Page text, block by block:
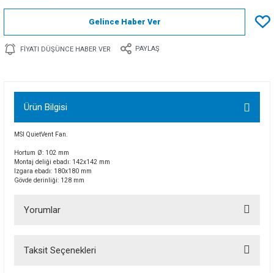
Gelince Haber Ver
FIYATI DÜŞÜNCE HABER VER PAYLAŞ
Ürün Bilgisi
MSI QuietVent Fan.
Hortum Ø: 102 mm
Montaj deliği ebadı: 142x142 mm
Izgara ebadı: 180x180 mm
Gövde derinliği: 128 mm
Yorumlar
Taksit Seçenekleri